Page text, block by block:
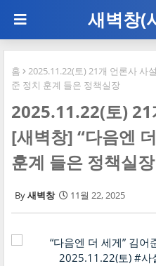
새벽창(
홈
2025.11.22(토) 21개 언론사 사
준 정치 훈계 들은 정책실장
2025.11.22(토)
[새벽창] “다음엔
훈계 들은 정책실장
새벽창 11월 22, 2025